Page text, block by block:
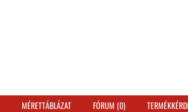
MÉRETTÁBLÁZAT FÓRUM (0)